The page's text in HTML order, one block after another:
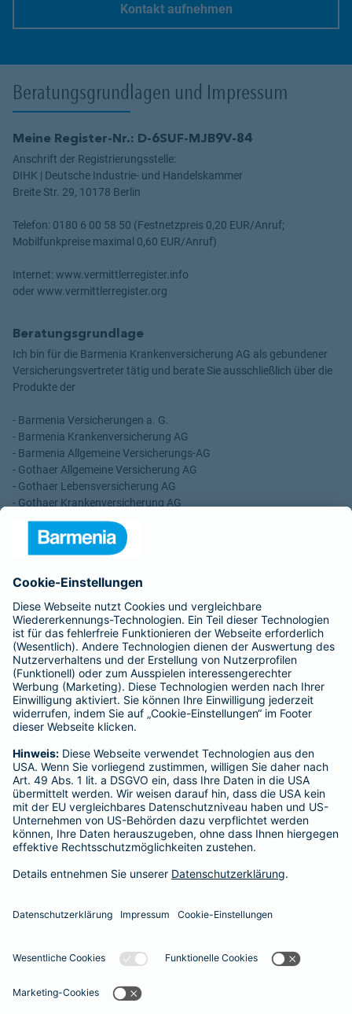
Kontakt aufnehmen
Beratungsgrundlagen und Impressum
Meine Register-Nr.: D-6SUF-MJB9V-84
Anschrift der Registrierungsstelle:
DIHK | Deutsche Industrie- und Handelskammer
Breite Str. 29, 10178 Berlin
Telefon: 0180 6 00 58 50 (Festnetzpreis 0,20 EUR/Anruf;
Mobilfunkpreise maximal 0,60 EUR/Anruf)
Internet: www.vermittlerregister.info
oder www.vermittlerregister.org
Beratungsgrundlage
Ich bin für die Barmenia Krankenversicherung AG als gebundener
Versicherungsvertreter tätig und berate Sie ausschließlich über die
Produkte der
- Barmenia Versicherungen a. G.
- Barmenia Krankenversicherung AG
- Barmenia Allgemeine Versicherungs-AG
- Gothaer Allgemeine Versicherung AG
- Gothaer Lebensversicherung AG
- Gothaer Krankenversicherung AG
- ROLAND Rechtsschutz-Versicherungs-AG
- ROLAND Schutzbrief-Versicherung AG
Vergütungen, die in der zu entrichtenden Versicherungsprämie
enthalten sind.
Schlichtungsstellen
Für Lebens- und Sachversicherungen:
Verein Versicherungsombudsmann eV,
Postfach 080632, 10006 Berlin
Für private Krankenversicherungen:
Ombudsmann für private Kranken- / Pflege-Versicherungen,
Postfach 060222, 10052 Berlin
Impressum
Barmenia Versicherung - Dirk Warnke
Blumenstr. 13 c
Tel. 05131 705640
Datenschutz Impressum/Rechtshinweise
Barrierefreiheit
Datenschutz-Einstellungen